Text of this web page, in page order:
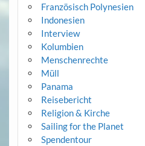
Französisch Polynesien
Indonesien
Interview
Kolumbien
Menschenrechte
Müll
Panama
Reisebericht
Religion & Kirche
Sailing for the Planet
Spendentour